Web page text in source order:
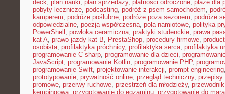
deck, plan nauki, plan sprzedaży, płatności odroczone, plaże dla
pobyty lecznicze, podcasting, podróż z psem samochodem,
kamperem, podróże poślubne, podróże poza sezonem, podróże
odpowiedzialne, poezja współczesna, pola namiotowe, polityka
PowerShell , powłoka ceramiczna, praktyki studenckie, prawa
kat A, prawo jazdy kat B, PrestaShop, procedury firmowe,
osobista, profilaktyka próchnicy, profilaktyka serca, profilaktyka
programowanie C sharp, programowanie dla dzieci,
JavaScript, programowanie Kotlin, programowanie PHP,
programowanie Swift, projektowanie interakcji, prompt engineering
prototypowanie, prywatność online, przegląd techniczny, przepisy
promowe, przerwy ruchowe, przestrzeń dla młodzieży,
kempingowa, przygotowanie do egzaminu, przygotowanie do